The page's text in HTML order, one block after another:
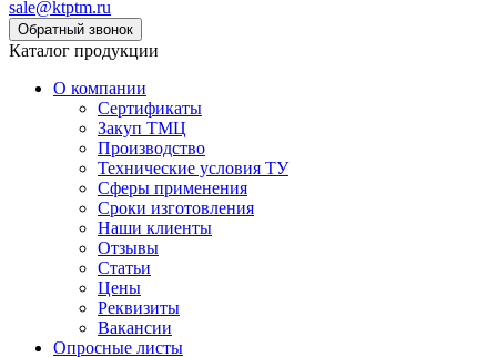
sale@ktptm.ru
Каталог продукции
О компании
Сертификаты
Закуп ТМЦ
Производство
Технические условия ТУ
Сферы применения
Сроки изготовления
Наши клиенты
Отзывы
Статьи
Цены
Реквизиты
Вакансии
Опросные листы